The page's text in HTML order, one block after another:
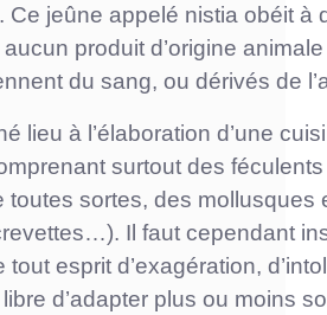
Ce jeûne appelé nistia obéit à
produit d’origine
du sang, ou dérivés de
lieu à l’élaboration d’une
surtout des
toutes sortes, des
Il faut cependant
tout esprit d’exagération,
d’adapter plus ou moins